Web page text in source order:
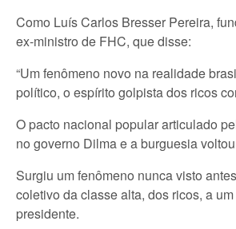
Como Luís Carlos Bresser Pereira,
ex-ministro de FHC, que disse:
“Um fenômeno novo na realidade
político, o espírito golpista dos ricos
O pacto nacional popular articulado
no governo Dilma e a burguesia
Surgiu um fenômeno nunca visto
coletivo da classe alta, dos ricos, a
presidente.